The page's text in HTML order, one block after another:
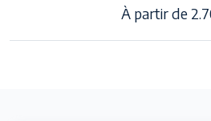
À partir de